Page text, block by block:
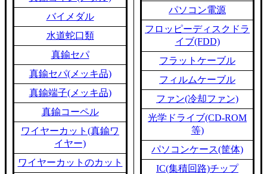
バイメダル
水道蛇口類
真鍮セパ
真鍮セパ(メッキ品)
真鍮端子(メッキ品)
真鍮コーペル
ワイヤーカット(真鍮ワ
イヤー)
ワイヤーカットのカット
パソコン電源
フロッピーディスクドラ
イブ(FDD)
フラットケーブル
フィルムケーブル
ファン(冷却ファン)
光学ドライブ(CD-ROM
等)
パソコンケース(筐体)
IC(集積回路)チップ